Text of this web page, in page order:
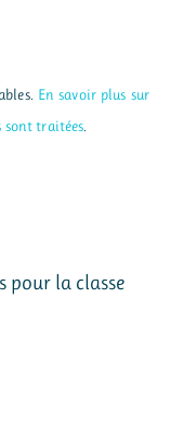
En savoir plus sur
sont traitées.
pour la classe